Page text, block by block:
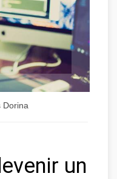
Dorina
un